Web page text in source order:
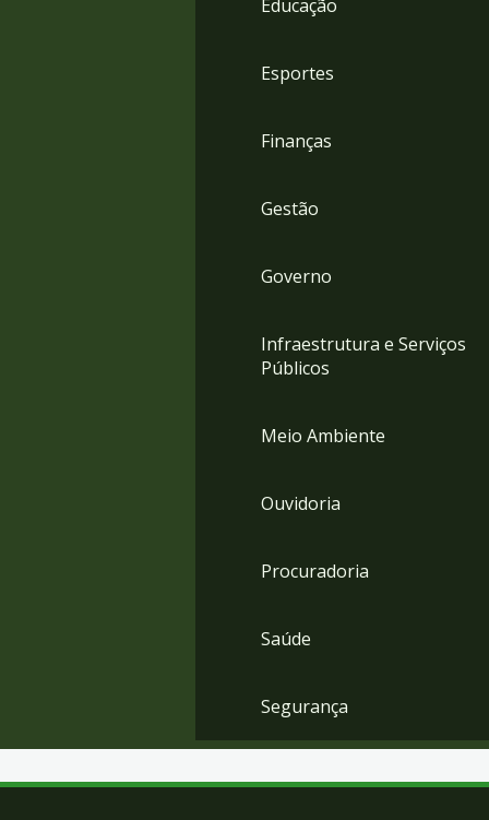
Educação
Esportes
Finanças
Gestão
Governo
Infraestrutura e Serviços
Públicos
Meio Ambiente
Ouvidoria
Procuradoria
Saúde
Segurança